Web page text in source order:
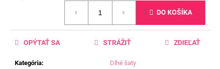
DO KOŠÍKA
Kategória:
Dlhé šaty
OPÝTAŤ SA STRÁŽIŤ ZDIEĽAŤ